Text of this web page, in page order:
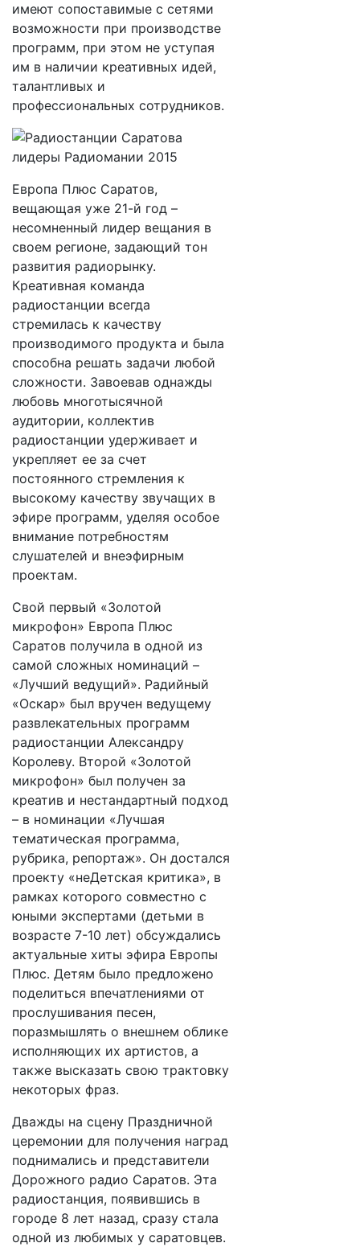
имеют сопоставимые с сетями
возможности при производстве
программ, при этом не уступая
им в наличии креативных идей,
талантливых и
профессиональных сотрудников.
Европа Плюс Саратов,
вещающая уже 21-й год –
несомненный лидер вещания в
своем регионе, задающий тон
развития радиорынку.
Креативная команда
радиостанции всегда
стремилась к качеству
производимого продукта и была
способна решать задачи любой
сложности. Завоевав однажды
любовь многотысячной
аудитории, коллектив
радиостанции удерживает и
укрепляет ее за счет
постоянного стремления к
высокому качеству звучащих в
эфире программ, уделяя особое
внимание потребностям
слушателей и внеэфирным
проектам.
Свой первый «Золотой
микрофон» Европа Плюс
Саратов получила в одной из
самой сложных номинаций –
«Лучший ведущий». Радийный
«Оскар» был вручен ведущему
развлекательных программ
радиостанции Александру
Королеву. Второй «Золотой
микрофон» был получен за
креатив и нестандартный подход
– в номинации «Лучшая
тематическая программа,
рубрика, репортаж». Он достался
проекту «неДетская критика», в
рамках которого совместно с
юными экспертами (детьми в
возрасте 7-10 лет) обсуждались
актуальные хиты эфира Европы
Плюс. Детям было предложено
поделиться впечатлениями от
прослушивания песен,
поразмышлять о внешнем облике
исполняющих их артистов, а
также высказать свою трактовку
некоторых фраз.
Дважды на сцену Праздничной
церемонии для получения наград
поднимались и представители
Дорожного радио Саратов. Эта
радиостанция, появившись в
городе 8 лет назад, сразу стала
одной из любимых у саратовцев.